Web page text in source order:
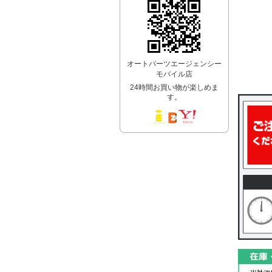
オートパーツエージェンシー
モバイル店
24時間お買い物が楽しめま
す。